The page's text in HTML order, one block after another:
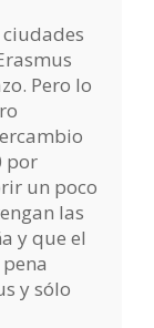
ciudades
Pero lo
por
un poco
las
y que el
y sólo